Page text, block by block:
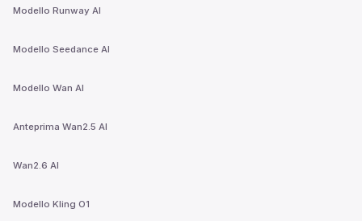
Modello Runway AI
Modello Seedance AI
Modello Wan AI
Anteprima Wan2.5 AI
Wan2.6 AI
Modello Kling O1